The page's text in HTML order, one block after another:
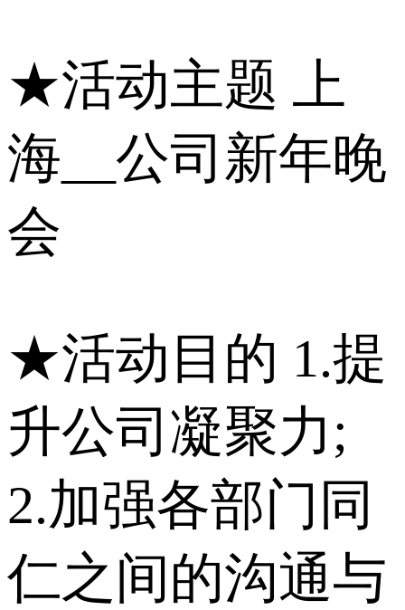
★活动主题 上
海__公司新年晚
会
★活动目的 1.提
升公司凝聚力;
2.加强各部门同
仁之间的沟通与